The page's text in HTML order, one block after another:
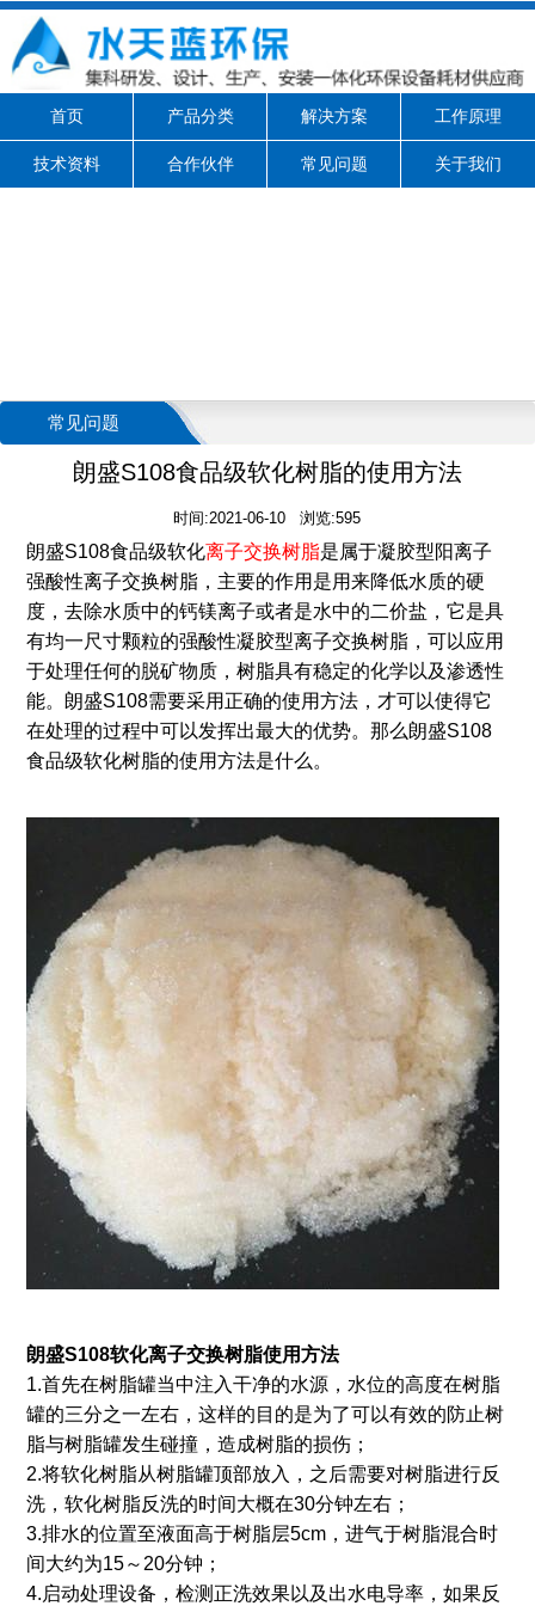
首页 产品分类 解决方案 工作原理
技术资料 合作伙伴 常见问题 关于我们
常见问题
朗盛S108食品级软化树脂的使用方法
时间:2021-06-10 浏览:595
朗盛S108食品级软化离子交换树脂是属于凝胶型阳离子
强酸性离子交换树脂，主要的作用是用来降低水质的硬
度，去除水质中的钙镁离子或者是水中的二价盐，它是具
有均一尺寸颗粒的强酸性凝胶型离子交换树脂，可以应用
于处理任何的脱矿物质，树脂具有稳定的化学以及渗透性
能。朗盛S108需要采用正确的使用方法，才可以使得它
在处理的过程中可以发挥出最大的优势。那么朗盛S108
食品级软化树脂的使用方法是什么。
朗盛S108软化离子交换树脂使用方法
1.首先在树脂罐当中注入干净的水源，水位的高度在树脂
罐的三分之一左右，这样的目的是为了可以有效的防止树
脂与树脂罐发生碰撞，造成树脂的损伤；
2.将软化树脂从树脂罐顶部放入，之后需要对树脂进行反
洗，软化树脂反洗的时间大概在30分钟左右；
3.排水的位置至液面高于树脂层5cm，进气于树脂混合时
间大约为15～20分钟；
4.启动处理设备，检测正洗效果以及出水电导率，如果反